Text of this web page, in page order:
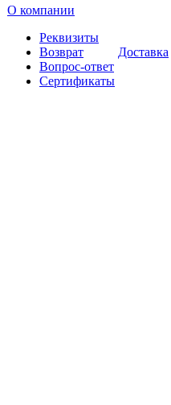
О компании
Реквизиты
Возврат
Вопрос-ответ
Сертификаты
Доставка